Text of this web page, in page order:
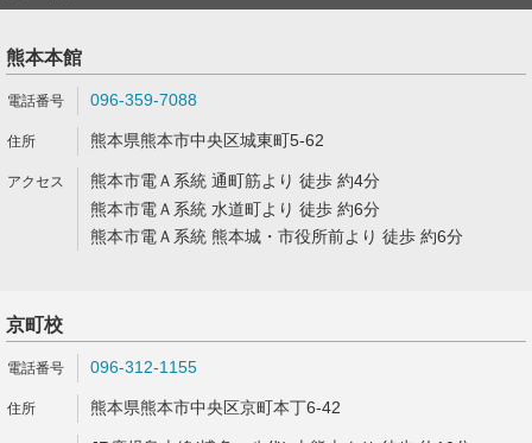
熊本本館
096-359-7088
熊本県熊本市中央区城東町5-62
熊本市電Ａ系統 通町筋より 徒歩 約4分
熊本市電Ａ系統 水道町より 徒歩 約6分
熊本市電Ａ系統 熊本城・市役所前より 徒歩 約6分
京町校
096-312-1155
熊本県熊本市中央区京町本丁6-42